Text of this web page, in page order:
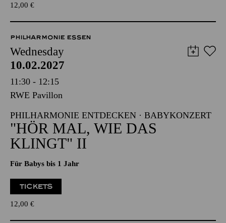
12,00 €
PHILHARMONIE ESSEN
Wednesday
10.02.2027
11:30 - 12:15
RWE Pavillon
PHILHARMONIE ENTDECKEN · BABYKONZERT
"HÖR MAL, WIE DAS
KLINGT" II
Für Babys bis 1 Jahr
TICKETS
12,00 €